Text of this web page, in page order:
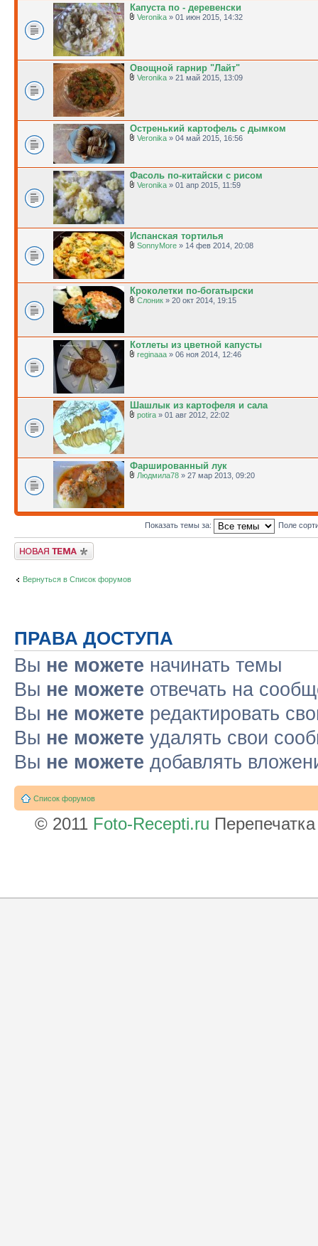
Капуста по - деревенски
Veronika » 01 июн 2015, 14:32
Овощной гарнир "Лайт"
Veronika » 21 май 2015, 13:09
Остренький картофель с дымком
Veronika » 04 май 2015, 16:56
Фасоль по-китайски с рисом
Veronika » 01 апр 2015, 11:59
Испанская тортилья
SonnyMore » 14 фев 2014, 20:08
Кроколетки по-богатырски
Слоник » 20 окт 2014, 19:15
Котлеты из цветной капусты
reginaaa » 06 ноя 2014, 12:46
Шашлык из картофеля и сала
potira » 01 авг 2012, 22:02
Фаршированный лук
Людмила78 » 27 мар 2013, 09:20
Показать темы за: Поле
Новая тема
Вернуться в Список форумов
ПРАВА ДОСТУПА
Вы не можете начинать темы
Вы не можете отвечать на
Вы не можете редактировать
Вы не можете удалять свои
Вы не можете добавлять
Список форумов
© 2011 Foto-Recepti.ru